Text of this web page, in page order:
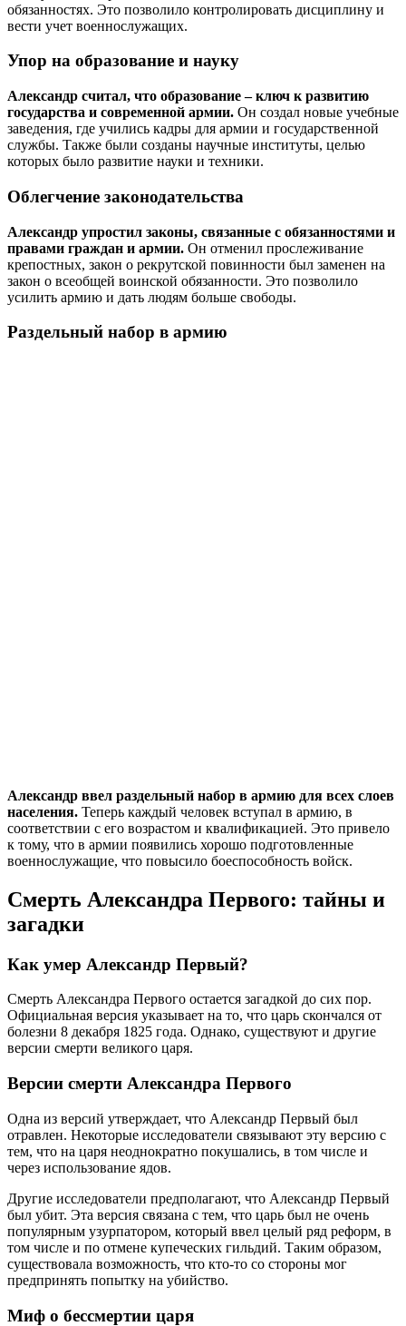
обязанностях. Это позволило контролировать дисциплину и
вести учет военнослужащих.
Упор на образование и науку
Александр считал, что образование – ключ к развитию
государства и современной армии. Он создал новые учебные
заведения, где учились кадры для армии и государственной
службы. Также были созданы научные институты, целью
которых было развитие науки и техники.
Облегчение законодательства
Александр упростил законы, связанные с обязанностями и
правами граждан и армии. Он отменил прослеживание
крепостных, закон о рекрутской повинности был заменен на
закон о всеобщей воинской обязанности. Это позволило
усилить армию и дать людям больше свободы.
Раздельный набор в армию
Александр ввел раздельный набор в армию для всех слоев
населения. Теперь каждый человек вступал в армию, в
соответствии с его возрастом и квалификацией. Это привело
к тому, что в армии появились хорошо подготовленные
военнослужащие, что повысило боеспособность войск.
Смерть Александра Первого: тайны и
загадки
Как умер Александр Первый?
Смерть Александра Первого остается загадкой до сих пор.
Официальная версия указывает на то, что царь скончался от
болезни 8 декабря 1825 года. Однако, существуют и другие
версии смерти великого царя.
Версии смерти Александра Первого
Одна из версий утверждает, что Александр Первый был
отравлен. Некоторые исследователи связывают эту версию с
тем, что на царя неоднократно покушались, в том числе и
через использование ядов.
Другие исследователи предполагают, что Александр Первый
был убит. Эта версия связана с тем, что царь был не очень
популярным узурпатором, который ввел целый ряд реформ, в
том числе и по отмене купеческих гильдий. Таким образом,
существовала возможность, что кто-то со стороны мог
предпринять попытку на убийство.
Миф о бессмертии царя